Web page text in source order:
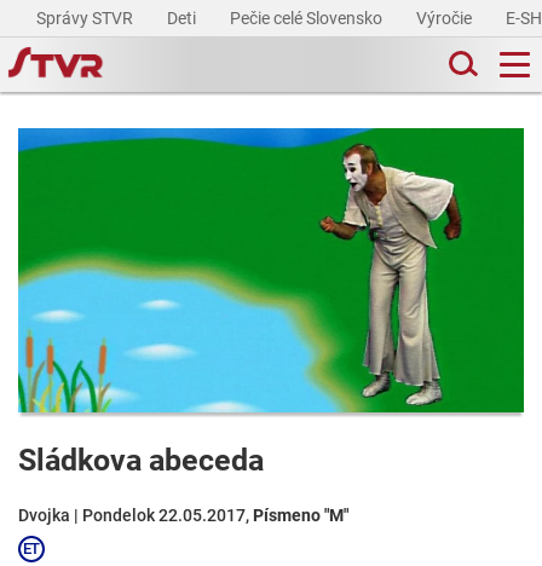
Správy STVR Deti Pečie celé Slovensko Výročie E-
Sládkova abeceda
Dvojka | Pondelok 22.05.2017, Písmeno "M"